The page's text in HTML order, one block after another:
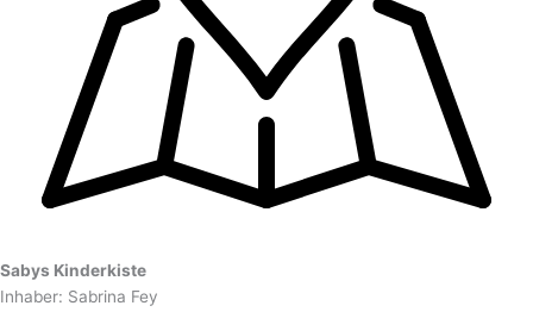
Sabys Kinderkiste
Inhaber: Sabrina Fey